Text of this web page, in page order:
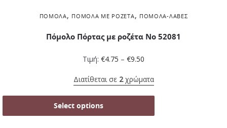
ΠΌΜΟΛΑ, ΠΌΜΟΛΑ ΜΕ ΡΟΖΈΤΑ, ΠΌΜΟΛΑ-ΛΑΒΈΣ
Πόμολο Πόρτας με ροζέτα No 52081
Τιμή: €4.75 – €9.50
Διατίθεται σε 2χρώματα
Select options